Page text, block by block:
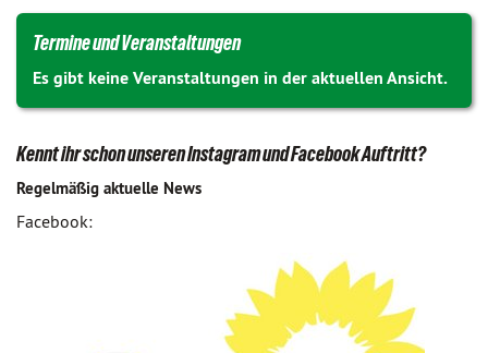
Termine und Veranstaltungen
Es gibt keine Veranstaltungen in der aktuellen Ansicht.
Kennt ihr schon unseren Instagram und Facebook Auftritt?
Regelmäßig aktuelle News
Facebook: